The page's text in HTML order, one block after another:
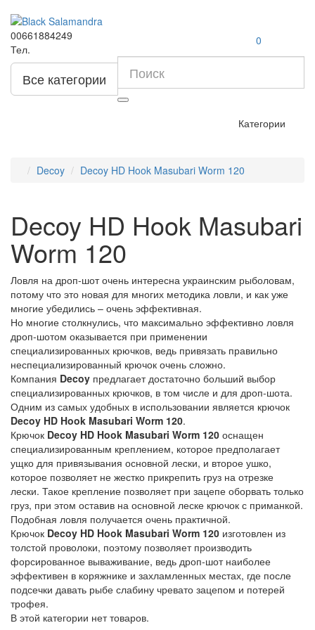
00661884249
Тел.
0
Все категории
Категории
Decoy Decoy HD Hook Masubari Worm 120
Decoy HD Hook Masubari
Worm 120
Ловля на дроп-шот очень интересна украинским рыболовам,
потому что это новая для многих методика ловли, и как уже
многие убедились – очень эффективная.
Но многие столкнулись, что максимально эффективно ловля
дроп-шотом оказывается при применении
специализированных крючков, ведь привязать правильно
неспециализированный крючок очень сложно.
Компания Decoy предлагает достаточно больший выбор
специализированных крючков, в том числе и для дроп-шота.
Одним из самых удобных в использовании является крючок
Decoy HD Hook Masubari Worm 120.
Крючок Decoy HD Hook Masubari Worm 120 оснащен
специализированным креплением, которое предполагает
ущко для привязывания основной лески, и второе ушко,
которое позволяет не жестко прикрепить груз на отрезке
лески. Такое крепление позволяет при зацепе оборвать только
груз, при этом оставив на основной леске крючок с приманкой.
Подобная ловля получается очень практичной.
Крючок Decoy HD Hook Masubari Worm 120 изготовлен из
толстой проволоки, поэтому позволяет производить
форсированное вываживание, ведь дроп-шот наиболее
эффективен в коряжнике и захламленных местах, где после
подсечки давать рыбе слабину чревато зацепом и потерей
трофея.
В этой категории нет товаров.